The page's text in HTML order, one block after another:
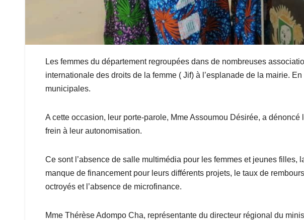
Les femmes du département regroupées dans de nombreuses
internationale des droits de la femme ( Jif) à l’esplanade de la mairie.
municipales.
A cette occasion, leur porte-parole, Mme Assoumou Désirée, a
frein à leur autonomisation.
Ce sont l’absence de salle multimédia pour les femmes et jeunes filles,
manque de financement pour leurs différents projets, le taux de
octroyés et l’absence de microfinance.
Mme Thérèse Adompo Cha, représentante du directeur régional du